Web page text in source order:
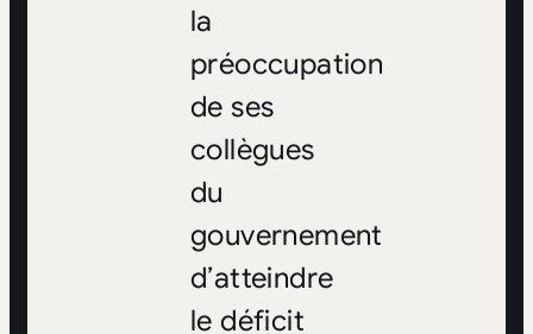
la
préoccupation
de ses
collègues
du
gouvernement
d’atteindre
le déficit